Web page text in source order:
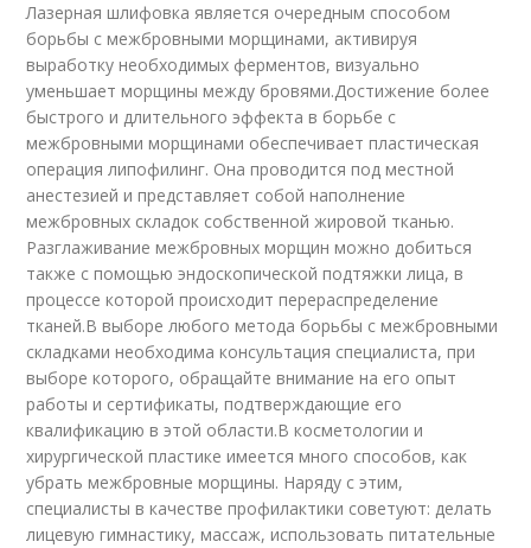
Лазерная шлифовка является очередным способом
борьбы с межбровными морщинами, активируя
выработку необходимых ферментов, визуально
уменьшает морщины между бровями.Достижение более
быстрого и длительного эффекта в борьбе с
межбровными морщинами обеспечивает пластическая
операция липофилинг. Она проводится под местной
анестезией и представляет собой наполнение
межбровных складок собственной жировой тканью.
Разглаживание межбровных морщин можно добиться
также с помощью эндоскопической подтяжки лица, в
процессе которой происходит перераспределение
тканей.В выборе любого метода борьбы с межбровными
складками необходима консультация специалиста, при
выборе которого, обращайте внимание на его опыт
работы и сертификаты, подтверждающие его
квалификацию в этой области.В косметологии и
хирургической пластике имеется много способов, как
убрать межбровные морщины. Наряду с этим,
специалисты в качестве профилактики советуют: делать
лицевую гимнастику, массаж, использовать питательные